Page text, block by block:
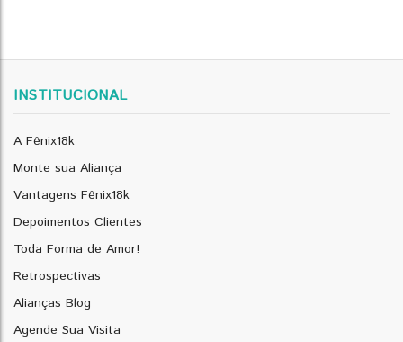
INSTITUCIONAL
A Fênix18k
Monte sua Aliança
Vantagens Fênix18k
Depoimentos Clientes
Toda Forma de Amor!
Retrospectivas
Alianças Blog
Agende Sua Visita